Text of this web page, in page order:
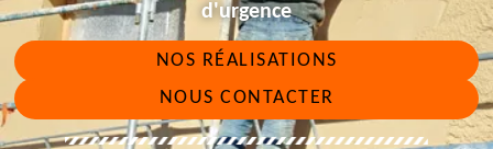
d'urgence
NOS RÉALISATIONS
NOUS CONTACTER